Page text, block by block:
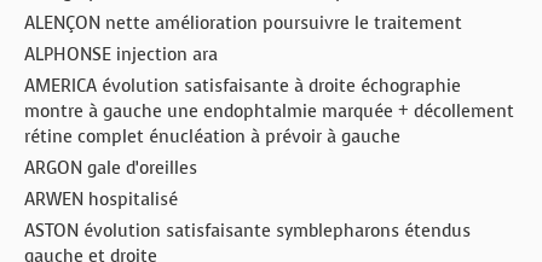
ALENÇON nette amélioration poursuivre le traitement
ALPHONSE injection ara
AMERICA évolution satisfaisante à droite échographie
montre à gauche une endophtalmie marquée + décollement
rétine complet énucléation à prévoir à gauche
ARGON gale d’oreilles
ARWEN hospitalisé
ASTON évolution satisfaisante symblepharons étendus
gauche et droite